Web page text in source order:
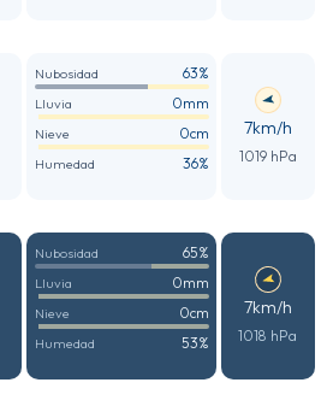
Nubosidad 63%
Lluvia 0mm
Nieve 0cm
Humedad 36%
7km/h
1019 hPa
Nubosidad 65%
Lluvia 0mm
Nieve 0cm
Humedad 53%
7km/h
1018 hPa